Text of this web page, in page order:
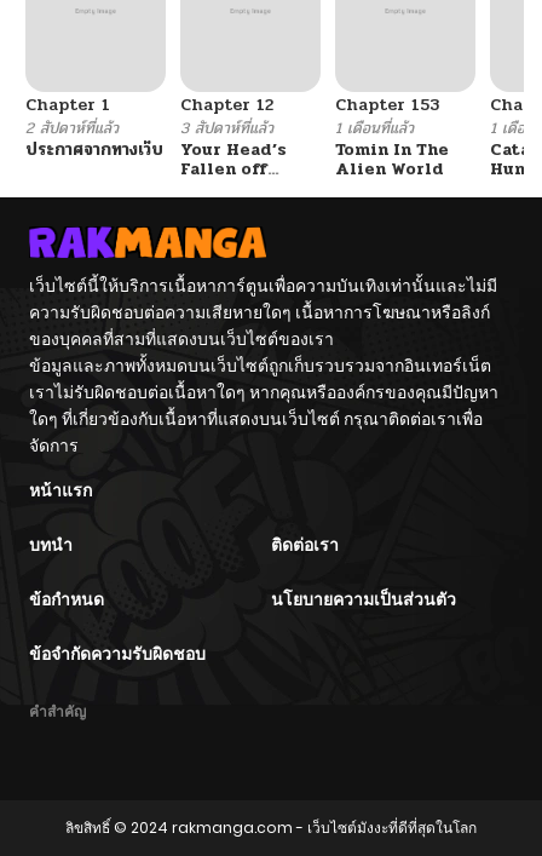
Chapter 1
2 สัปดาห์ที่แล้ว
ประกาศจากทางเว็บ
Chapter 12
3 สัปดาห์ที่แล้ว
Your Head’s
Fallen off
Chapter 153
1 เดือนที่แล้ว
Tomin In The
Alien World
1 เดือน
เว็บไซต์นี้ให้บริการเนื้อหาการ์ตูนเพื่อความบันเทิงเท่านั้นและไม่มี
ความรับผิดชอบต่อความเสียหายใดๆ เนื้อหาการโฆษณาหรือลิงก์
ของบุคคลที่สามที่แสดงบนเว็บไซต์ของเรา
ข้อมูลและภาพทั้งหมดบนเว็บไซต์ถูกเก็บรวบรวมจากอินเทอร์เน็ต
เราไม่รับผิดชอบต่อเนื้อหาใดๆ หากคุณหรือองค์กรของคุณมีปัญหา
ใดๆ ที่เกี่ยวข้องกับเนื้อหาที่แสดงบนเว็บไซต์ กรุณาติดต่อเราเพื่อ
จัดการ
หน้าแรก
บทนำ ติดต่อเรา
ข้อกำหนด นโยบายความเป็นส่วนตัว
ข้อจำกัดความรับผิดชอบ
คำสำคัญ
ลิขสิทธิ์ © 2024 rakmanga.com- เว็บไซต์มังงะที่ดีที่สุดในโลก